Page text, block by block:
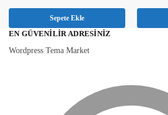
Sepete Ekle
EN GÜVENILIR ADRESINIZ
Wordpress Tema Market